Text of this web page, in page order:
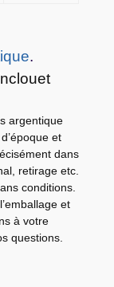
.
argentique
et
dans
retirage etc.
conditions.
et
à votre
questions.